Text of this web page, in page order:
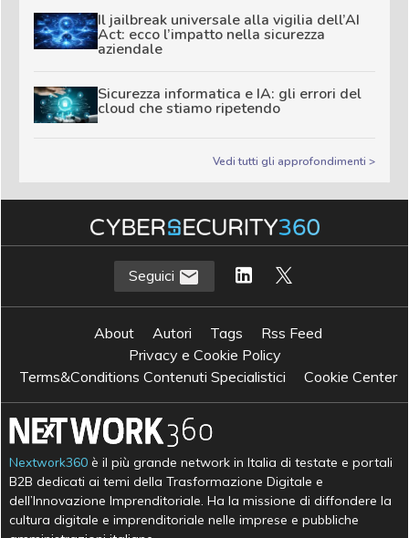
Il jailbreak universale alla vigilia dell’AI
Act: ecco l’impatto nella sicurezza
aziendale
Sicurezza informatica e IA: gli errori del
cloud che stiamo ripetendo
Vedi tutti gli approfondimenti >
Seguici
About Autori Tags
Rss Feed
Privacy e Cookie Policy
Terms&Conditions Contenuti Specialistici
Cookie Center
Nextwork360 è il più grande network in Italia di testate e portali
B2B dedicati ai temi della Trasformazione Digitale e
dell’Innovazione Imprenditoriale. Ha la missione di diffondere la
cultura digitale e imprenditoriale nelle imprese e pubbliche